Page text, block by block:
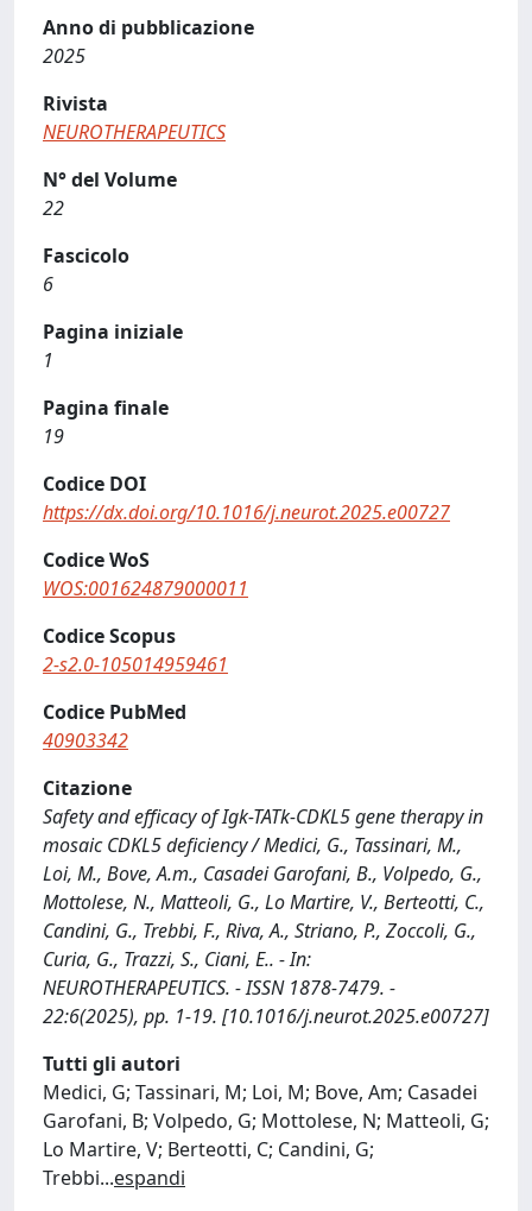
Anno di pubblicazione
2025
Rivista
NEUROTHERAPEUTICS
N° del Volume
22
Fascicolo
6
Pagina iniziale
1
Pagina finale
19
Codice DOI
https://dx.doi.org/10.1016/j.neurot.2025.e00727
Codice WoS
WOS:001624879000011
Codice Scopus
2-s2.0-105014959461
Codice PubMed
40903342
Citazione
Safety and efficacy of Igk-TATk-CDKL5 gene therapy in
mosaic CDKL5 deficiency / Medici, G., Tassinari, M.,
Loi, M., Bove, A.m., Casadei Garofani, B., Volpedo, G.,
Mottolese, N., Matteoli, G., Lo Martire, V., Berteotti, C.,
Candini, G., Trebbi, F., Riva, A., Striano, P., Zoccoli, G.,
Curia, G., Trazzi, S., Ciani, E.. - In:
NEUROTHERAPEUTICS. - ISSN 1878-7479. -
22:6(2025), pp. 1-19. [10.1016/j.neurot.2025.e00727]
Tutti gli autori
Medici, G; Tassinari, M; Loi, M; Bove, Am; Casadei
Garofani, B; Volpedo, G; Mottolese, N; Matteoli, G;
Lo Martire, V; Berteotti, C; Candini, G;
Trebbi...espandi